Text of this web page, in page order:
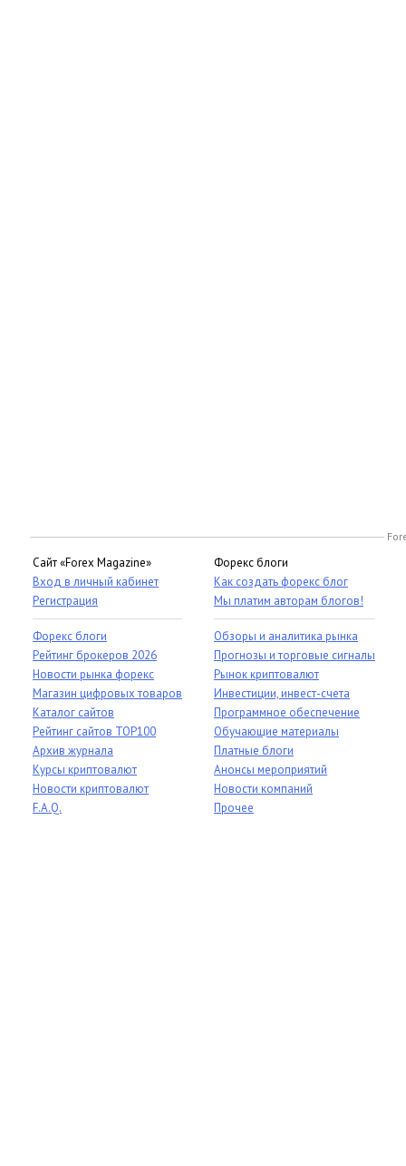
Сайт «Forex Magazine»
Вход в личный кабинет
Регистрация
Форекс блоги
Рейтинг брокеров 2026
Новости рынка форекс
Магазин цифровых товаров
Каталог сайтов
Рейтинг сайтов TOP100
Архив журнала
Курсы криптовалют
Новости криптовалют
F.A.Q.
Форекс блоги
Как создать форекс блог
Мы платим авторам блогов!
Обзоры и аналитика рынка
Прогнозы и торговые сигналы
Рынок криптовалют
Инвестиции, инвест-счета
Программное обеспечение
Обучающие материалы
Платные блоги
Анонсы мероприятий
Новости компаний
Прочее